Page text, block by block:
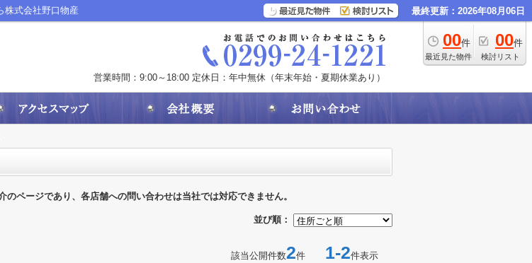
株式会社野口物産 最終更新：2026年08月06日
00件
最近見た物件
00件
検討リスト
営業時間：9:00～18:00 定休日：年中無休（年末年始・夏期休業あり）
ページであり、各店舗への問い合わせは当社では対応できません。
並び順：
該当公開件数2件 1-2件表示